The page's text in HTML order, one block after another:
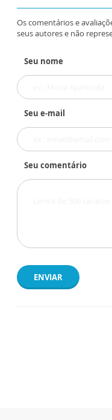
Os comentários e
seus autores e não
Seu nome
Seu e-mail
Seu comentário
ENVIAR